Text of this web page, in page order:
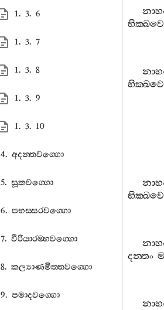
1. 3. 6
1. 3. 7
1. 3. 8
1. 3. 9
1. 3. 10
4. අදන‍්තවග‍්ගො
5. සූකවග‍්ගො
6. පභස‍්සරවග‍්ගො
7. වීරියාරම‍්භවග‍්ගො
8. කල්‍යාණමිත‍්තවග‍්ගො
9. පමාදවග‍්ගො
භික‍්ඛවෙ
භික‍්ඛවෙ
භික‍්ඛවෙ
දන‍්තං